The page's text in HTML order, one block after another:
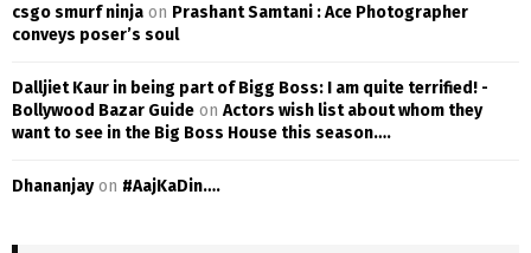
csgo smurf ninja on Prashant Samtani : Ace Photographer
conveys poser’s soul
Dalljiet Kaur in being part of Bigg Boss: I am quite terrified! -
Bollywood Bazar Guide on Actors wish list about whom they
want to see in the Big Boss House this season….
Dhananjayon #AajKaDin….